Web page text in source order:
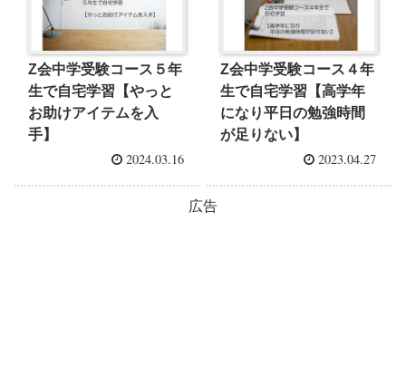
Z会中学受験コース５年
生で自宅学習【やっと
お助けアイテムを入
手】
2024.03.16
Z会中学受験コース４年
生で自宅学習【高学年
になり平日の勉強時間
が足りない】
2023.04.27
広告